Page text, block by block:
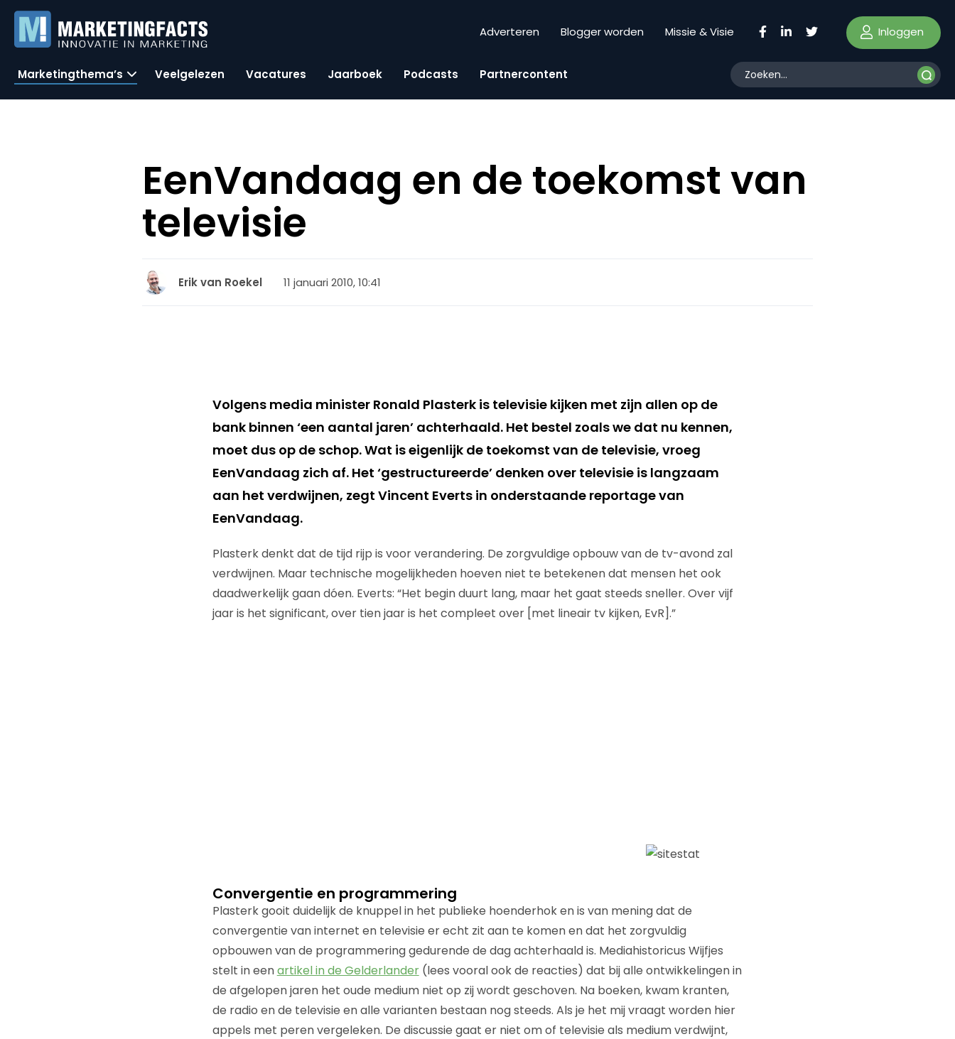
Adverteren Blogger worden Missie & Visie Inloggen
Marketingthema’s Veelgelezen Vacatures Jaarboek Podcasts Partnercontent
EenVandaag en de toekomst van
televisie
Erik van Roekel 11 januari 2010, 10:41
Volgens media minister Ronald Plasterk is televisie kijken met zijn allen op de
bank binnen ‘een aantal jaren’ achterhaald. Het bestel zoals we dat nu kennen,
moet dus op de schop. Wat is eigenlijk de toekomst van de televisie, vroeg
EenVandaag zich af. Het ‘gestructureerde’ denken over televisie is langzaam
aan het verdwijnen, zegt Vincent Everts in onderstaande reportage van
EenVandaag.
Plasterk denkt dat de tijd rijp is voor verandering. De zorgvuldige opbouw van de tv-avond zal
verdwijnen. Maar technische mogelijkheden hoeven niet te betekenen dat mensen het ook
daadwerkelijk gaan dóen. Everts: “Het begin duurt lang, maar het gaat steeds sneller. Over vijf
jaar is het significant, over tien jaar is het compleet over [met lineair tv kijken, EvR].”
Convergentie en programmering
Plasterk gooit duidelijk de knuppel in het publieke hoenderhok en is van mening dat de
convergentie van internet en televisie er echt zit aan te komen en dat het zorgvuldig
opbouwen van de programmering gedurende de dag achterhaald is. Mediahistoricus Wijfjes
stelt in eenartikel in de Gelderlander(lees vooral ook de reacties) dat bij alle ontwikkelingen in
de afgelopen jaren het oude medium niet op zij wordt geschoven. Na boeken, kwam kranten,
de radio en de televisie en alle varianten bestaan nog steeds. Als je het mij vraagt worden hier
appels met peren vergeleken. De discussie gaat er niet om of televisie als medium verdwijnt,